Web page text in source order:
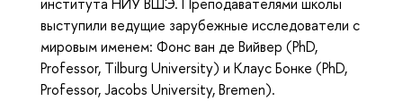
выступили ведущие зарубежные исследователи с
мировым именем: Фонс ван де Вийвер (PhD,
Professor, Tilburg University) и Клаус Бонке (PhD,
Professor, Jacobs University, Bremen).